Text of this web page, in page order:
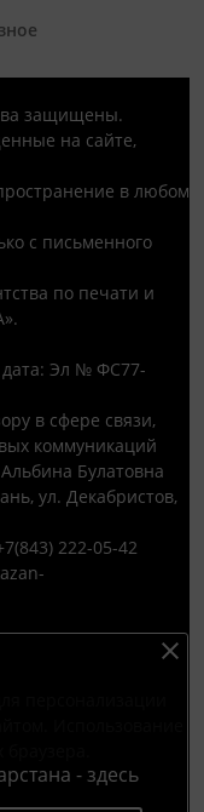
- здесь
защищены.
на сайте,
в любом
с письменного
по печати и
Эл № ФС77-
в сфере связи,
коммуникаций
Булатовна
ул. Декабристов,
222-05-42
Использование